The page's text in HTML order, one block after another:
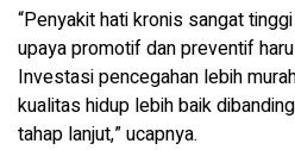
“Penyakit hati kronis sangat
upaya promotif dan preventif
Investasi pencegahan lebih
kualitas hidup lebih baik
tahap lanjut,” ucapnya.